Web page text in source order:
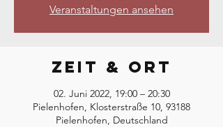
Veranstaltungen ansehen
Zeit & Ort
02. Juni 2022, 19:00 – 20:30
Pielenhofen, Klosterstraße 10, 93188
Pielenhofen, Deutschland